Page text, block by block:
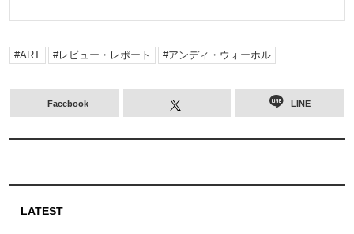
ART レビュー・レポート アンディ・ウォーホル
Facebook LINE
LATEST